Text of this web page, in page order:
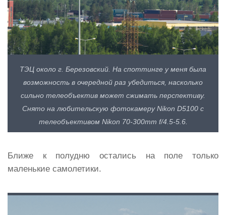
ТЭЦ около г. Березовский. На споттинге у меня была
возможность в очередной раз убедиться, насколько
сильно телеобъектив может сжимать перспективу.
Снято на любительскую фотокамеру Nikon D5100 с
телеобъективом Nikon 70-300mm f/4.5-5.6.
Ближе к полудню остались на поле только
маленькие самолетики.